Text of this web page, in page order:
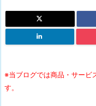
※当ブログでは商品・サービ
す。